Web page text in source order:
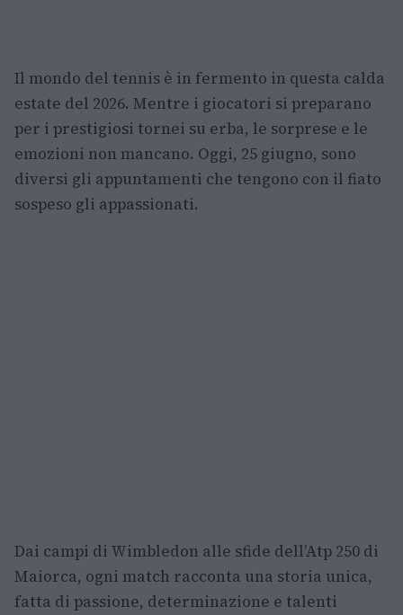
Il mondo del tennis è in fermento in questa calda
estate del 2026. Mentre i giocatori si preparano
per i prestigiosi tornei su erba, le sorprese e le
emozioni non mancano. Oggi, 25 giugno, sono
diversi gli appuntamenti che tengono con il fiato
sospeso gli appassionati.
Dai campi di Wimbledon alle sfide dell’Atp 250 di
Maiorca, ogni match racconta una storia unica,
fatta di passione, determinazione e talenti